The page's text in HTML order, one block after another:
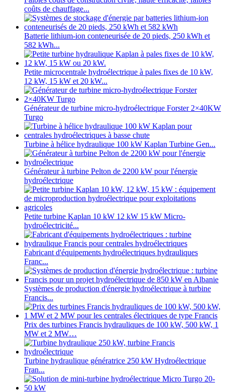
coûts de chauffage...
Batterie lithium-ion conteneurisée de 20 pieds, 250 kWh et
582 kWh...
Petite microcentrale hydroélectrique à pales fixes de 10 kW,
12 kW, 15 kW et 20 kW...
Générateur de turbine micro-hydroélectrique Forster 2×40KW
Turgo
Turbine à hélice hydraulique 100 kW Kaplan Turbine Gen...
Générateur à turbine Pelton de 2200 kW pour l'énergie
hydroélectrique
Petite turbine Kaplan 10 kW 12 kW 15 kW Micro-
hydroélectricité...
Fabricant d'équipements hydroélectriques hydrauliques
Franc...
Systèmes de production d'énergie hydroélectrique à turbine
Francis...
Prix ​​des turbines Francis hydrauliques de 100 kW, 500 kW, 1
MW et 2 MW…
Turbine hydraulique génératrice 250 kW Hydroélectrique
Fran...